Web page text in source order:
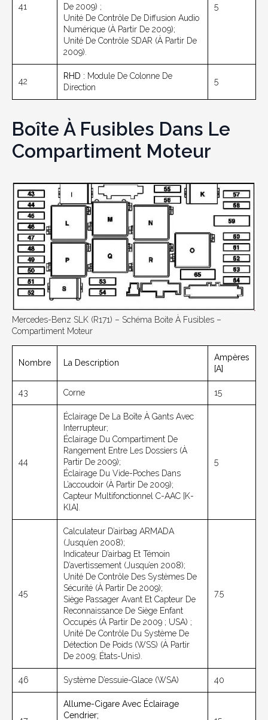
41
De 2009) ;
Unité De Contrôle De Diffusion Audio
Numérique (à Partir De 2009);
Unité De Contrôle SDAR (à Partir De
2009).
5
42
RHD : Module De Colonne De
Direction
5
Boîte À Fusibles Dans Le
Compartiment Moteur
Mercedes-Benz SLK (R171) – Schéma Boite À Fusibles –
Compartiment Moteur
Nombre La Description
Ampères
[A]
43 Corne 15
44
Éclairage De La Boîte À Gants Avec
Interrupteur;
Éclairage Du Compartiment De
Rangement Entre Les Dossiers (à
Partir De 2009);
Éclairage Du Vide-Poches Dans
L’accoudoir (à Partir De 2009);
Capteur Multifonctionnel C-AAC [K-
KlA].
5
45
Calculateur D’airbag ARMADA
(jusqu’en 2008);
Indicateur D’airbag Et Témoin
D’avertissement (jusqu’en 2008);
Unité De Contrôle Des Systèmes De
Sécurité (à Partir De 2009);
Siège Passager Avant Et Capteur De
Reconnaissance De Siège Enfant
Occupés (à Partir De 2009 ; USA) ;
Unité De Contrôle Du Système De
Détection De Poids (WSS) (à Partir
De 2009; États-Unis).
7.5
46 Système D’essuie-Glace (WSA) 40
Allume-Cigare Avec Éclairage
Cendrier;